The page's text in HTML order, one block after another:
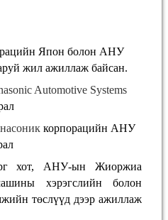
Япон болон АНУ
жил ажиллаж байсан.
Automotive Systems
корпорацийн АНУ
хот, АНУ-ын Жиоржиа
хэрэгслийн болон
төслүүд дээр ажиллаж